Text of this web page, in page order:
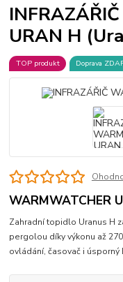
URAN H
TOP produkt Doprava
WARMWATCHER
Zahradní topidlo Uranus H
pergolou díky výkonu až
ovládání, časovač i